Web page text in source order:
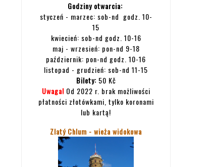
Godziny otwarcia:
styczeń - marzec: sob-nd godz. 10-
15
kwiecień: sob-nd godz. 10-16
maj - wrzesień: pon-nd 9-18
październik: pon-nd godz. 10-16
listopad - grudzień: sob-nd 11-15
Bilety: 50 Kč
Uwaga! Od 2022 r. brak możliwości
płatności złotówkami, tylko koronami
lub kartą!
Zlatý Chlum - wieża widokowa